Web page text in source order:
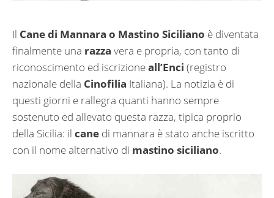
Il Cane di Mannara o Mastino Siciliano è diventata
finalmente una razza vera e propria, con tanto di
riconoscimento ed iscrizioneall’Enci (registro
nazionale della Cinofilia Italiana). La notizia è di
questi giorni e rallegra quanti hanno sempre
sostenuto ed allevato questa razza, tipica proprio
della Sicilia: il cane di mannara è stato anche iscritto
con il nome alternativo di mastino siciliano.